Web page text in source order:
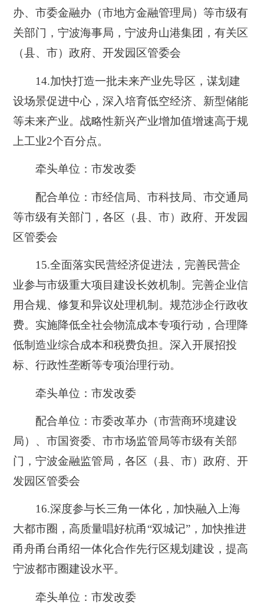
办、市委金融办（市地方金融管理局）等市级有
关部门，宁波海事局，宁波舟山港集团，有关区
（县、市）政府、开发园区管委会
14.加快打造一批未来产业先导区，谋划建
设场景促进中心，深入培育低空经济、新型储能
等未来产业。战略性新兴产业增加值增速高于规
上工业2个百分点。
牵头单位：市发改委
配合单位：市经信局、市科技局、市交通局
等市级有关部门，各区（县、市）政府、开发园
区管委会
15.全面落实民营经济促进法，完善民营企
业参与市级重大项目建设长效机制。完善企业信
用合规、修复和异议处理机制。规范涉企行政收
费。实施降低全社会物流成本专项行动，合理降
低制造业综合成本和税费负担。深入开展招投
标、行政性垄断等专项治理行动。
牵头单位：市发改委
配合单位：市委改革办（市营商环境建设
局）、市国资委、市市场监管局等市级有关部
门，宁波金融监管局，各区（县、市）政府、开
发园区管委会
16.深度参与长三角一体化，加快融入上海
大都市圈，高质量唱好杭甬“双城记”，加快推进
甬舟甬台甬绍一体化合作先行区规划建设，提高
宁波都市圈建设水平。
牵头单位：市发改委